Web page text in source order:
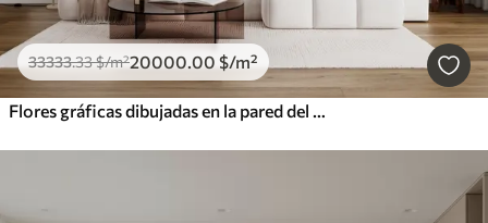
33333.33$/m²20000.00 $/m²
Flores gráficas dibujadas en la pared del loft